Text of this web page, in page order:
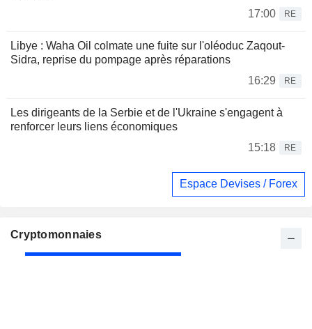
17:00
RE
Libye : Waha Oil colmate une fuite sur l'oléoduc Zaqout-
Sidra, reprise du pompage après réparations
16:29
RE
Les dirigeants de la Serbie et de l'Ukraine s'engagent à
renforcer leurs liens économiques
15:18
RE
Espace Devises / Forex
Cryptomonnaies